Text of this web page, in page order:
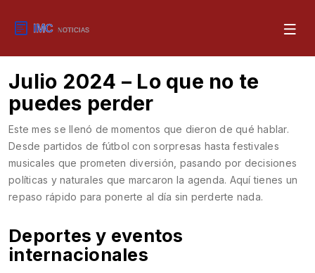
Julio 2024 – Lo que no te
puedes perder
Este mes se llenó de momentos que dieron de qué hablar.
Desde partidos de fútbol con sorpresas hasta festivales
musicales que prometen diversión, pasando por decisiones
políticas y naturales que marcaron la agenda. Aquí tienes un
repaso rápido para ponerte al día sin perderte nada.
Deportes y eventos
internacionales